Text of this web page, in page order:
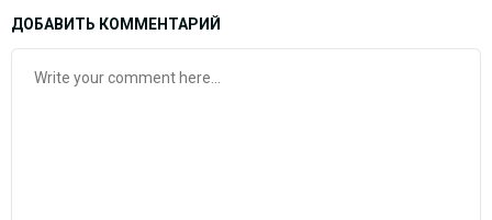
ДОБАВИТЬ КОММЕНТАРИЙ